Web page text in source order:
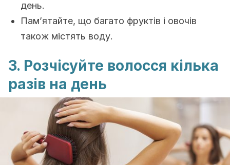
день.
Пам’ятайте, що багато фруктів і овочів
також містять воду.
3. Розчісуйте волосся кілька
разів на день